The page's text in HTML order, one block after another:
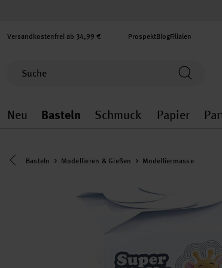
Versandkostenfrei ab 34,99 € ProspektBlogFilialen
Neu
Neu general.openMenu
Basteln
Basteln
Schmuck
Schmuck
Papier
Eine Kategorie zurück navigieren
Basteln Modellieren & Gießen Modelliermasse